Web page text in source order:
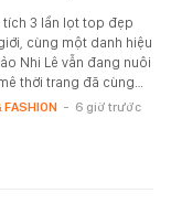
tích 3 lần lọt top đẹp
cùng một danh hiệu
Nhi Lê vẫn đang nuôi
thời trang đã cùng…
FASHION - 6 giờ trước